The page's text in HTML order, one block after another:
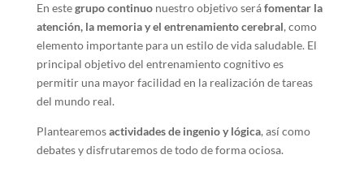
En estegrupo continuonuestro objetivo seráfomentar la
atención, la memoria y el entrenamiento cerebral, como
elemento importante para un estilo de vida saludable. El
principal objetivo del entrenamiento cognitivo es
permitir una mayor facilidad en la realización de tareas
del mundo real.
Plantearemosactividades de ingenio y lógica, así como
debates y disfrutaremos de todo de forma ociosa.